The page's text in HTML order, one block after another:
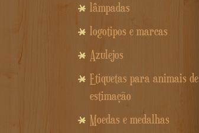
lâmpadas
logotipos e marcas
Azulejos
Etiquetas para animais de
estimação
Moedas e medalhas